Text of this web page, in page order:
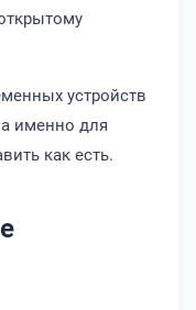
устройств
именно для
как есть.